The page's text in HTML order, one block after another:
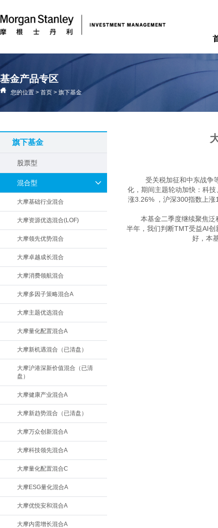
基金产品专区
您的位置 > 首页 > 旗下基金
旗下基金
股票型
混合型
大摩基础行业混合
大摩资源优选混合(LOF)
大摩领先优势混合
大摩卓越成长混合
大摩消费领航混合
大摩多因子策略混合A
大摩主题优选混合
大摩量化配置混合A
大摩新机遇混合（已清盘）
大摩沪港深新价值混合（已清
盘）
大摩健康产业混合A
大摩新趋势混合（已清盘）
大摩万众创新混合A
大摩科技领先混合A
大摩量化配置混合C
大摩ESG量化混合A
大摩优悦安和混合A
大摩内需增长混合A
受关税加征和中东战争
化，期间主题轮动加快：科
涨3.26% ，沪深300指数上
本基金二季度继续聚焦泛
半年，我们判断TMT受益AI
好，本